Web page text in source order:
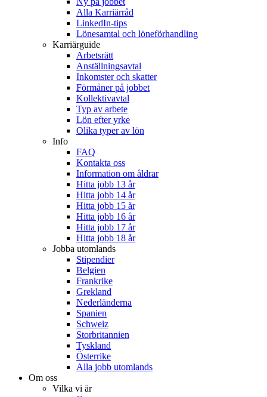
Alla Karriärråd
LinkedIn-tips
Lönesamtal och löneförhandling
Karriärguide
Arbetsrätt
Anställningsavtal
Inkomster och skatter
Förmåner på jobbet
Kollektivavtal
Typ av arbete
Lön efter yrke
Olika typer av lön
Info
FAQ
Kontakta oss
Information om åldrar
Hitta jobb 13 år
Hitta jobb 14 år
Hitta jobb 15 år
Hitta jobb 16 år
Hitta jobb 17 år
Hitta jobb 18 år
Jobba utomlands
Stipendier
Belgien
Frankrike
Grekland
Nederländerna
Spanien
Schweiz
Storbritannien
Tyskland
Österrike
Alla jobb utomlands
Om oss
Vilka vi är